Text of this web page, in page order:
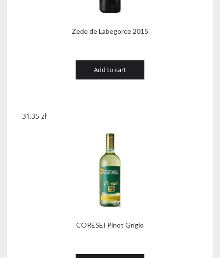
Zede de Labegorce 2015
Add to cart
CORESEI Pinot Grigio
31,35 zł